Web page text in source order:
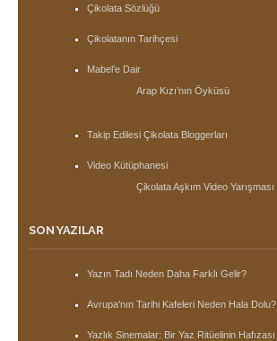
Çikolata Sözlüğü
Çikolatanın Tarihçesi
Mabel’e Dair
Arap Kızı’nın Öyküsü
Takip Edilesi Çikolata Bloggerları
Video Kütüphanesi
Çikolata Aşkım Video Yarışması
SON YAZILAR
Yazın Tadı Neden Daha Farklı Gelir?
Avrupa’nın Tarihi Kafeleri Neden Hala Dolu?
Yazlık Sinemalar: Bir Yaz Ritüelinin Hafızası